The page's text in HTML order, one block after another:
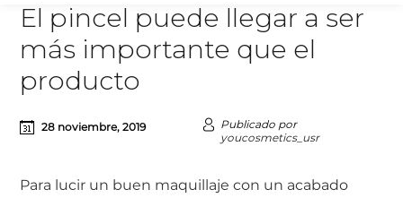
El pincel puede llegar a ser
más importante que el
producto
28 noviembre, 2019
Publicado por
youcosmetics_usr
Para lucir un buen maquillaje con un acabado